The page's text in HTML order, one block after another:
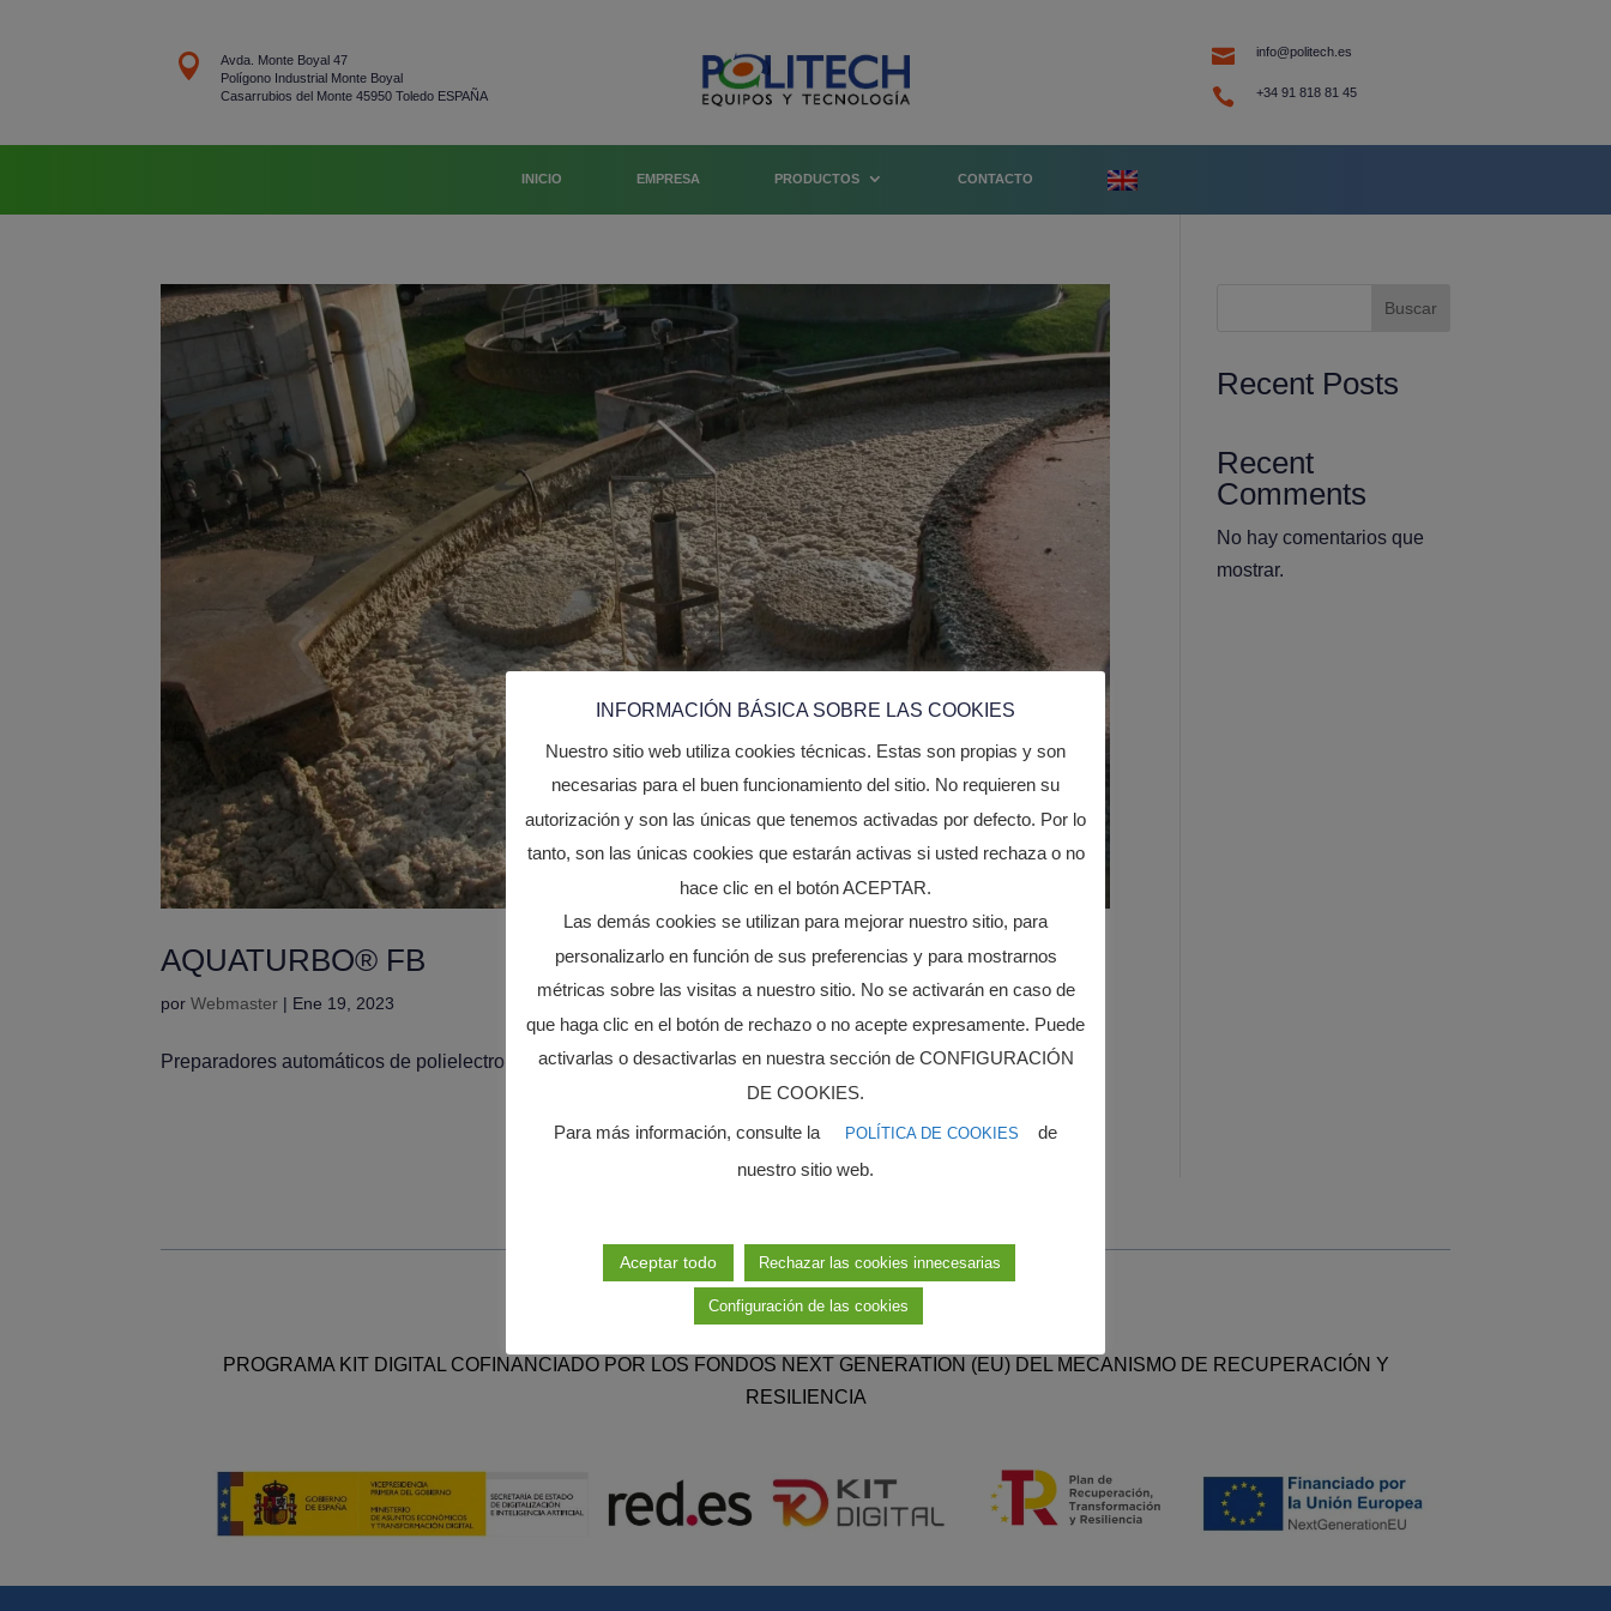

Avda. Monte Boyal 47
Polígono Industrial Monte Boyal
Casarrubios del Monte 45950 Toledo ESPAÑA
 info@politech.es
 +34 91 818 81 45
INICIO EMPRESA PRODUCTOS CONTACTO
AQUATURBO® FB
porWebmaster | Ene 19, 2023
Preparadores automáticos de polielectrolito en polvo, líquido y duales
Buscar
Recent Posts
Recent
Comments
No hay comentarios que
mostrar.
PROGRAMA KIT DIGITAL COFINANCIADO POR LOS FONDOS NEXT GENERATION (EU) DEL MECANISMO DE RECUPERACIÓN Y
RESILIENCIA
INFORMACIÓN BÁSICA SOBRE LAS COOKIES
Nuestro sitio web utiliza cookies técnicas. Estas son propias y son
necesarias para el buen funcionamiento del sitio. No requieren su
autorización y son las únicas que tenemos activadas por defecto. Por lo
tanto, son las únicas cookies que estarán activas si usted rechaza o no
hace clic en el botón ACEPTAR.
Las demás cookies se utilizan para mejorar nuestro sitio, para
personalizarlo en función de sus preferencias y para mostrarnos
métricas sobre las visitas a nuestro sitio. No se activarán en caso de
que haga clic en el botón de rechazo o no acepte expresamente. Puede
activarlas o desactivarlas en nuestra sección de CONFIGURACIÓN
DE COOKIES.
Para más información, consulte la
POLÍTICA DE COOKIES
de
nuestro sitio web.
Aceptar todo Rechazar las cookies innecesarias
Configuración de las cookies